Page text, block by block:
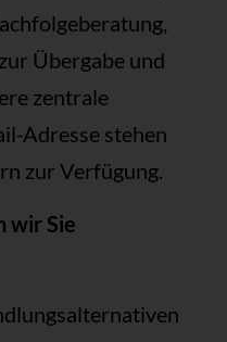
Übergabe und
zentrale
Adresse stehen
zur Verfügung.
wir Sie